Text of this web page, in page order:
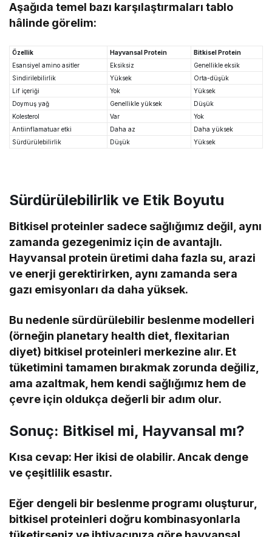
Aşağıda temel bazı karşılaştırmaları tablo
hâlinde görelim:
Özellik Hayvansal Protein
Bitkisel Protein
Esansiyel amino asitler
Eksiksiz
Genellikle eksik
Sindirilebilirlik
Yüksek
Orta-düşük
Lif içeriği
Yok
Yüksek
Doymuş yağ
Genellikle yüksek
Düşük
Kolesterol
Var
Yok
Antiinflamatuar etki
Daha az
Daha yüksek
Sürdürülebilirlik
Düşük Yüksek
Sürdürülebilirlik ve Etik Boyutu
Bitkisel proteinler sadece sağlığımız değil, aynı
zamanda gezegenimiz için de avantajlı.
Hayvansal protein üretimi daha fazla su, arazi
ve enerji gerektirirken, aynı zamanda sera
gazı emisyonları da daha yüksek.
Bu nedenle sürdürülebilir beslenme modelleri
(örneğin planetary health diet, flexitarian
diyet) bitkisel proteinleri merkezine alır. Et
tüketimini tamamen bırakmak zorunda değiliz,
ama azaltmak, hem kendi sağlığımız hem de
çevre için oldukça değerli bir adım olur.
Sonuç: Bitkisel mi, Hayvansal mı?
Kısa cevap: Her ikisi de olabilir. Ancak denge
ve çeşitlilik esastır.
Eğer dengeli bir beslenme programı oluşturur,
bitkisel proteinleri doğru kombinasyonlarla